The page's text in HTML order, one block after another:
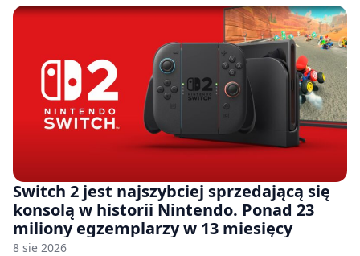
Switch 2 jest najszybciej sprzedającą się
konsolą w historii Nintendo. Ponad 23
miliony egzemplarzy w 13 miesięcy
8 sie 2026